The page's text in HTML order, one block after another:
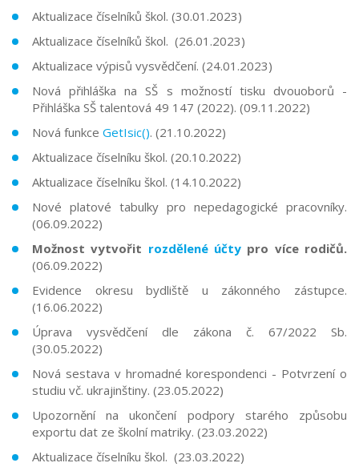
Aktualizace číselníků škol. (30.01.2023)
Aktualizace číselníků škol. (26.01.2023)
Aktualizace výpisů vysvědčení. (24.01.2023)
Nová přihláška na SŠ s možností tisku dvouoborů -
Přihláška SŠ talentová 49 147 (2022). (09.11.2022)
Nová funkce GetIsic(). (21.10.2022)
Aktualizace číselníku škol. (20.10.2022)
Aktualizace číselníku škol. (14.10.2022)
Nové platové tabulky pro nepedagogické pracovníky.
(06.09.2022)
Možnost vytvořit rozdělené účty pro více rodičů.
(06.09.2022)
Evidence okresu bydliště u zákonného zástupce.
(16.06.2022)
Úprava vysvědčení dle zákona č. 67/2022 Sb.
(30.05.2022)
Nová sestava v hromadné korespondenci - Potvrzení o
studiu vč. ukrajinštiny. (23.05.2022)
Upozornění na ukončení podpory starého způsobu
exportu dat ze školní matriky. (23.03.2022)
Aktualizace číselníku škol. (23.03.2022)